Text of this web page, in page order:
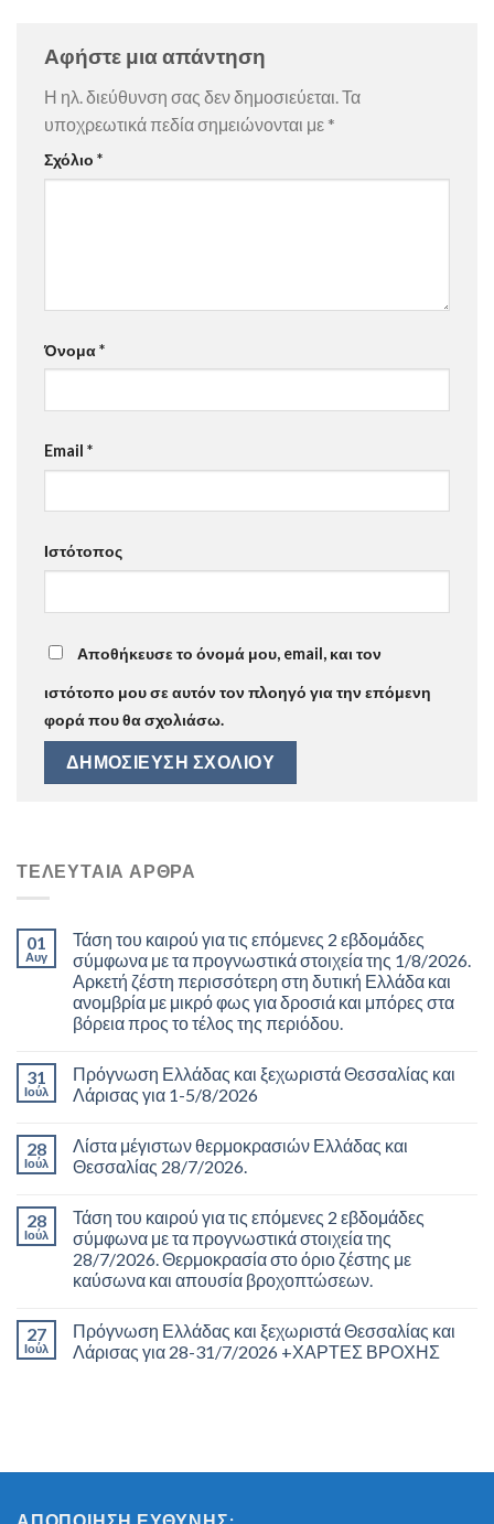
Αφήστε μια απάντηση
Η ηλ. διεύθυνση σας δεν δημοσιεύεται.Τα
υποχρεωτικά πεδία σημειώνονται με *
Σχόλιο *
Όνομα*
Email *
Ιστότοπος
Αποθήκευσε το όνομά μου, email, και τον
ιστότοπο μου σε αυτόν τον πλοηγό για την επόμενη
φορά που θα σχολιάσω.
ΤΕΛΕΥΤΑΊΑ ΆΡΘΡΑ
01
Αυγ
Τάση του καιρού για τις επόμενες 2 εβδομάδες
σύμφωνα με τα προγνωστικά στοιχεία της 1/8/2026.
Αρκετή ζέστη περισσότερη στη δυτική Ελλάδα και
ανομβρία με μικρό φως για δροσιά και μπόρες στα
βόρεια προς το τέλος της περιόδου.
31
Ιούλ
Πρόγνωση Ελλάδας και ξεχωριστά Θεσσαλίας και
Λάρισας για 1-5/8/2026
28
Ιούλ
Λίστα μέγιστων θερμοκρασιών Ελλάδας και
Θεσσαλίας 28/7/2026.
28
Ιούλ
Τάση του καιρού για τις επόμενες 2 εβδομάδες
σύμφωνα με τα προγνωστικά στοιχεία της
28/7/2026. Θερμοκρασία στο όριο ζέστης με
καύσωνα και απουσία βροχοπτώσεων.
27
Ιούλ
Πρόγνωση Ελλάδας και ξεχωριστά Θεσσαλίας και
Λάρισας για 28-31/7/2026 +ΧΑΡΤΕΣ ΒΡΟΧΗΣ